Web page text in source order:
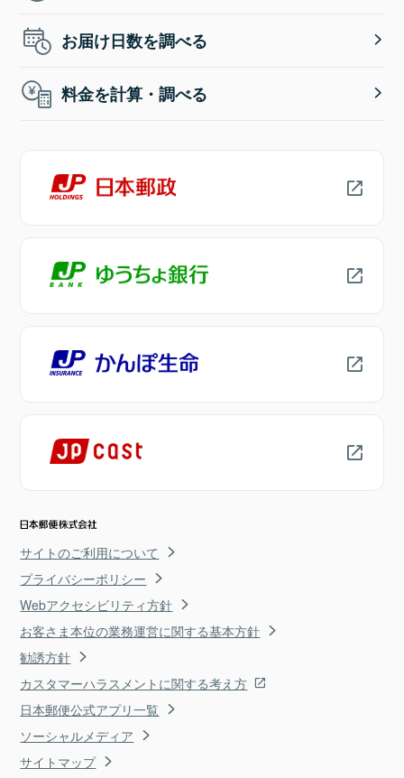
お届け日数を調べる
料金を計算・調べる
サイトのご利用について
プライバシーポリシー
Webアクセシビリティ方針
お客さま本位の業務運営に関する基本方針
勧誘方針
カスタマーハラスメントに関する考え方
日本郵便公式アプリ一覧
ソーシャルメディア
サイトマップ